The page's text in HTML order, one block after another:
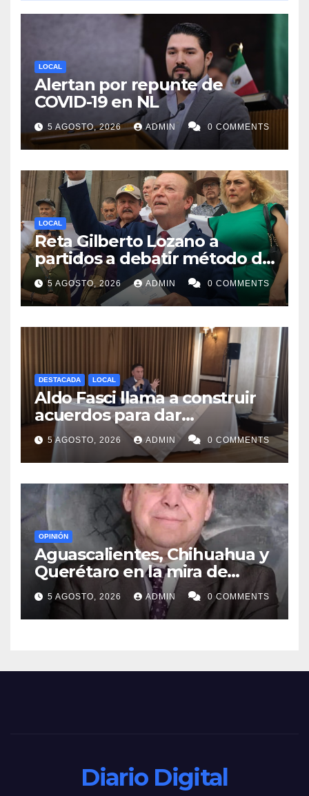
LOCAL
Alertan por repunte de
COVID-19 en NL
5 AGOSTO, 2026 ADMIN 0 COMMENTS
LOCAL
Reta Gilberto Lozano a
partidos a debatir método de
designación de candidato a
gubernatura de NL
5 AGOSTO, 2026 ADMIN 0 COMMENTS
DESTACADA LOCAL
Aldo Fasci llama a construir
acuerdos para dar
gobernabilidad a Nuevo León
5 AGOSTO, 2026 ADMIN 0 COMMENTS
OPINIÓN
Aguascalientes, Chihuahua y
Querétaro en la mira de
MORENA
5 AGOSTO, 2026 ADMIN 0 COMMENTS
Diario Digital